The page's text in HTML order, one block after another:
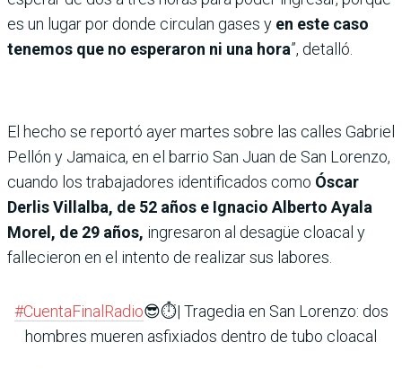
es un lugar por donde circulan gases y en este caso
tenemos que no esperaron ni una hora”, detalló.
El hecho se reportó ayer martes sobre las calles Gabriel
Pellón y Jamaica, en el barrio San Juan de San Lorenzo,
cuando los trabajadores identificados como Óscar
Derlis Villalba, de 52 años e Ignacio Alberto Ayala
Morel, de 29 años, ingresaron al desagüe cloacal y
fallecieron en el intento de realizar sus labores.
#CuentaFinalRadio😎⏱️| Tragedia en San Lorenzo: dos
hombres mueren asfixiados dentro de tubo cloacal